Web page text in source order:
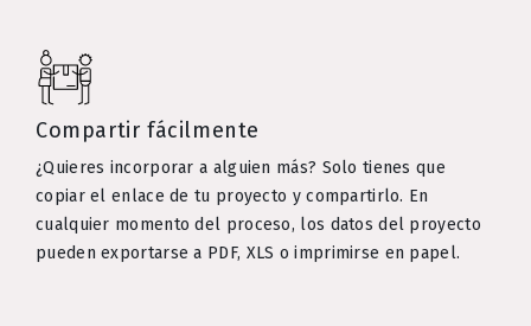
Compartir fácilmente
¿Quieres incorporar a alguien más? Solo tienes que
copiar el enlace de tu proyecto y compartirlo. En
cualquier momento del proceso, los datos del proyecto
pueden exportarse a PDF, XLS o imprimirse en papel.